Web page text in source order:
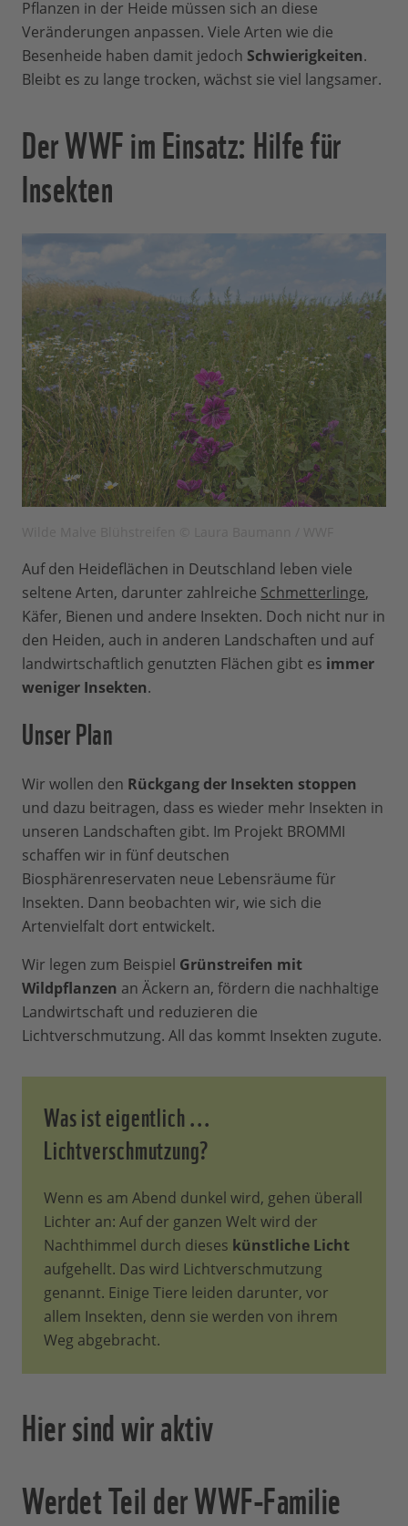
Pflanzen in der Heide müssen sich an diese
Veränderungen anpassen. Viele Arten wie die
Besenheide haben damit jedoch Schwierigkeiten.
Bleibt es zu lange trocken, wächst sie viel langsamer.
Der WWF im Einsatz: Hilfe für
Insekten
Auf den Heideflächen in Deutschland leben viele
seltene Arten, darunter zahlreiche Schmetterlinge,
Käfer, Bienen und andere Insekten. Doch nicht nur in
den Heiden, auch in anderen Landschaften und auf
landwirtschaftlich genutzten Flächen gibt es immer
weniger Insekten.
Unser Plan
Wir wollen den Rückgang der Insekten stoppen
und dazu beitragen, dass es wieder mehr Insekten in
unseren Landschaften gibt. Im Projekt BROMMI
schaffen wir in fünf deutschen
Biosphärenreservaten neue Lebensräume für
Insekten. Dann beobachten wir, wie sich die
Artenvielfalt dort entwickelt.
Wir legen zum Beispiel Grünstreifen mit
Wildpflanzen an Äckern an, fördern die nachhaltige
Landwirtschaft und reduzieren die
Lichtverschmutzung. All das kommt Insekten zugute.
Was ist eigentlich ...
Lichtverschmutzung?
Wenn es am Abend dunkel wird, gehen überall
Lichter an: Auf der ganzen Welt wird der
Nachthimmel durch dieses künstliche Licht
aufgehellt. Das wird Lichtverschmutzung
genannt. Einige Tiere leiden darunter, vor
allem Insekten, denn sie werden von ihrem
Weg abgebracht.
Hier sind wir aktiv
Werdet Teil der WWF-Familie